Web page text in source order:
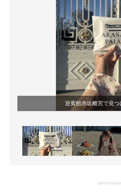
進化するPCとデバイスの未来
好きが集まる 比べて選べる
ビジネスと働き方のヒント
AI活用のいまが分かる
企業ITのトレンドを詳説
マーケ×ITの今がよく分かる
ITエンジニア向け専門サイト
迎賓館赤坂離宮で見